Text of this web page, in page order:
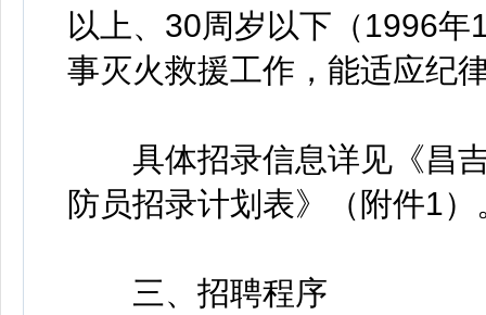
以上、30周岁以下（1996
事灭火救援工作，能适应纪
具体招录信息详见《昌吉
防员招录计划表》（附件1）
三、招聘程序